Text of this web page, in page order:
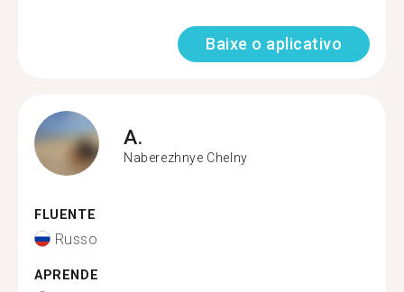
Baixe o aplicativo
A.
Naberezhnye Chelny
FLUENTE
Russo
APRENDE